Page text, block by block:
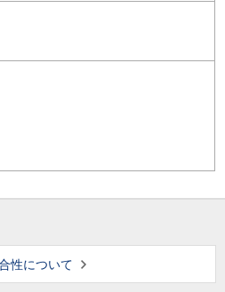
性について